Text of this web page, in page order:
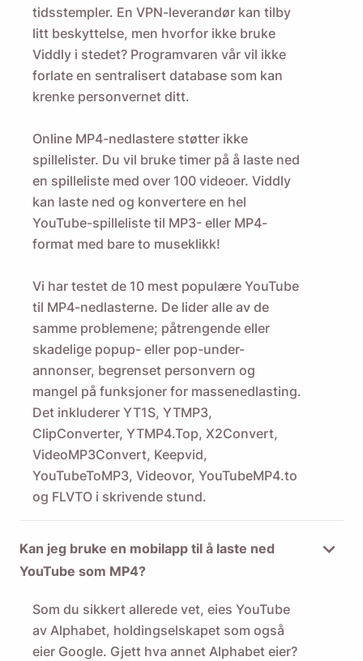
tidsstempler. En VPN-leverandør kan tilby
litt beskyttelse, men hvorfor ikke bruke
Viddly i stedet? Programvaren vår vil ikke
forlate en sentralisert database som kan
krenke personvernet ditt.
Online MP4-nedlastere støtter ikke
spillelister. Du vil bruke timer på å laste ned
en spilleliste med over 100 videoer. Viddly
kan laste ned og konvertere en hel
YouTube-spilleliste til MP3- eller MP4-
format med bare to museklikk!
Vi har testet de 10 mest populære YouTube
til MP4-nedlasterne. De lider alle av de
samme problemene; påtrengende eller
skadelige popup- eller pop-under-
annonser, begrenset personvern og
mangel på funksjoner for massenedlasting.
Det inkluderer YT1S, YTMP3,
ClipConverter, YTMP4.Top, X2Convert,
VideoMP3Convert, Keepvid,
YouTubeToMP3, Videovor, YouTubeMP4.to
og FLVTO i skrivende stund.
Kan jeg bruke en mobilapp til å laste ned
YouTube som MP4?
Som du sikkert allerede vet, eies YouTube
av Alphabet, holdingselskapet som også
eier Google. Gjett hva annet Alphabet eier?